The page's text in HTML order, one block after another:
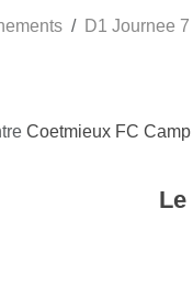
D1 Journee 7
Coetmieux FC Camp
Le